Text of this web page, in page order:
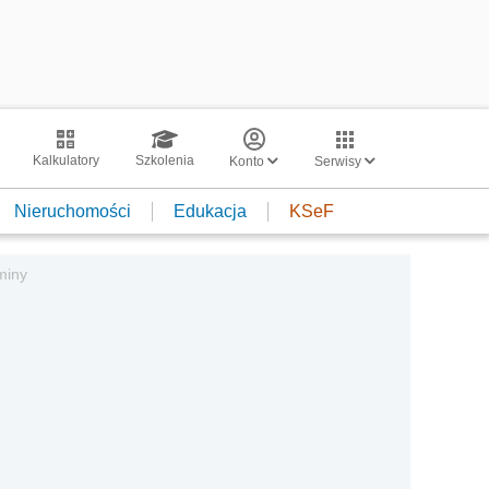
Kalkulatory Szkolenia Konto Serwisy
Nieruchomości Edukacja KSeF